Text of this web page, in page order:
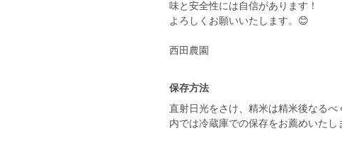
味と安全性には自信があります！
よろしくお願いいたします。😊
西田農園
保存方法
直射日光をさけ、精米は精米後なる
内では冷蔵庫での保存をお薦めいたし